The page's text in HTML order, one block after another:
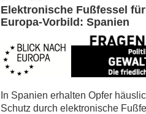
Elektronische Fußfessel
Europa-Vorbild: Spanien
In Spanien erhalten Opfer
Schutz durch elektronische